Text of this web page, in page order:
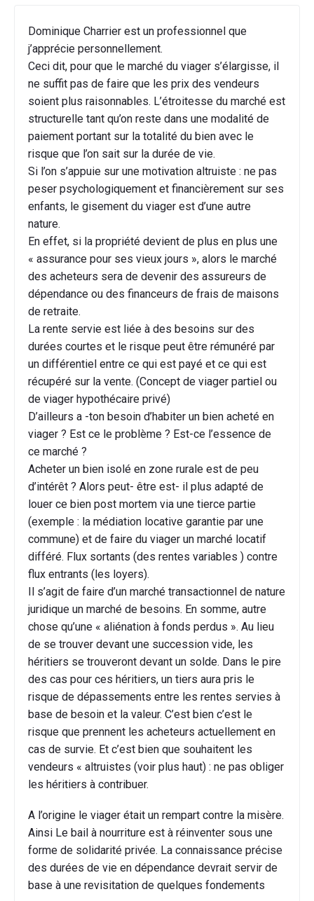
Dominique Charrier est un professionnel que
j’apprécie personnellement.
Ceci dit, pour que le marché du viager s’élargisse, il
ne suffit pas de faire que les prix des vendeurs
soient plus raisonnables. L’étroitesse du marché est
structurelle tant qu’on reste dans une modalité de
paiement portant sur la totalité du bien avec le
risque que l’on sait sur la durée de vie.
Si l’on s’appuie sur une motivation altruiste : ne pas
peser psychologiquement et financièrement sur ses
enfants, le gisement du viager est d’une autre
nature.
En effet, si la propriété devient de plus en plus une
« assurance pour ses vieux jours », alors le marché
des acheteurs sera de devenir des assureurs de
dépendance ou des financeurs de frais de maisons
de retraite.
La rente servie est liée à des besoins sur des
durées courtes et le risque peut être rémunéré par
un différentiel entre ce qui est payé et ce qui est
récupéré sur la vente. (Concept de viager partiel ou
de viager hypothécaire privé)
D’ailleurs a -ton besoin d’habiter un bien acheté en
viager ? Est ce le problème ? Est-ce l’essence de
ce marché ?
Acheter un bien isolé en zone rurale est de peu
d’intérêt ? Alors peut- être est- il plus adapté de
louer ce bien post mortem via une tierce partie
(exemple : la médiation locative garantie par une
commune) et de faire du viager un marché locatif
différé. Flux sortants (des rentes variables ) contre
flux entrants (les loyers).
Il s’agit de faire d’un marché transactionnel de nature
juridique un marché de besoins. En somme, autre
chose qu’une « aliénation à fonds perdus ». Au lieu
de se trouver devant une succession vide, les
héritiers se trouveront devant un solde. Dans le pire
des cas pour ces héritiers, un tiers aura pris le
risque de dépassements entre les rentes servies à
base de besoin et la valeur. C’est bien c’est le
risque que prennent les acheteurs actuellement en
cas de survie. Et c’est bien que souhaitent les
vendeurs « altruistes (voir plus haut) : ne pas obliger
les héritiers à contribuer.
A l’origine le viager était un rempart contre la misère.
Ainsi Le bail à nourriture est à réinventer sous une
forme de solidarité privée. La connaissance précise
des durées de vie en dépendance devrait servir de
base à une revisitation de quelques fondements